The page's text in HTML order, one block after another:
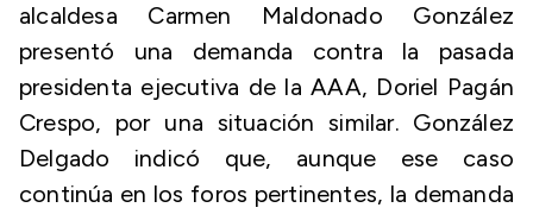
alcaldesa Carmen Maldonado González
presentó una demanda contra la pasada
presidenta ejecutiva de la AAA, Doriel Pagán
Crespo, por una situación similar. González
Delgado indicó que, aunque ese caso
continúa en los foros pertinentes, la demanda